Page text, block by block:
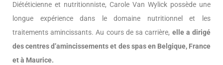
Diététicienne et nutritionniste, Carole Van Wylick possède une
longue expérience dans le domaine nutritionnel et les
traitements amincissants. Au cours de sa carrière, elle a dirigé
des centres d’amincissements et des spas en Belgique, France
et à Maurice.